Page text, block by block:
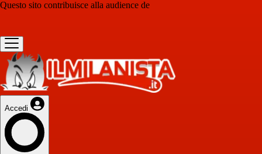
Questo sito contribuisce alla audience de
Accedi